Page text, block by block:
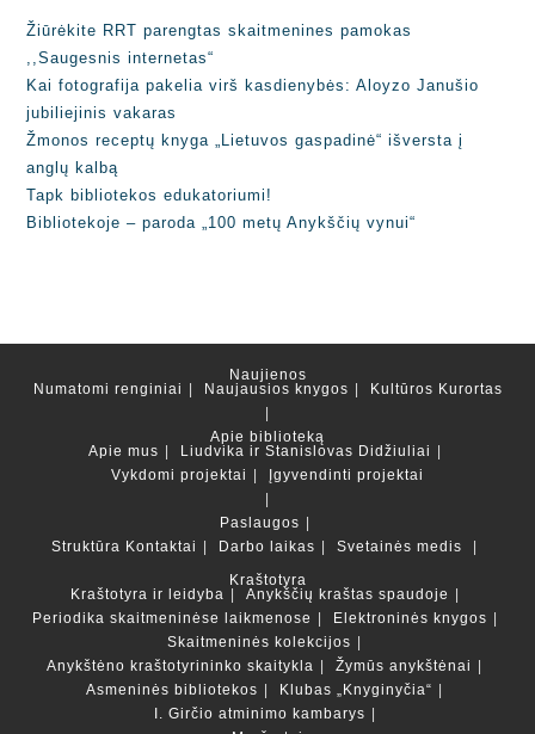
Žiūrėkite RRT parengtas skaitmenines pamokas
,,Saugesnis internetas“
Kai fotografija pakelia virš kasdienybės: Aloyzo Janušio
jubiliejinis vakaras
Žmonos receptų knyga „Lietuvos gaspadinė“ išversta į
anglų kalbą
Tapk bibliotekos edukatoriumi!
Bibliotekoje – paroda „100 metų Anykščių vynui“
Naujienos
Numatomi renginiai
Naujausios knygos Kultūros Kurortas
Apie biblioteką
Apie mus
Liudvika ir Stanislovas Didžiuliai
Vykdomi projektai
Įgyvendinti projektai
Paslaugos
Struktūra Kontaktai Darbo laikas
Svetainės medis
Kraštotyra
Kraštotyra ir leidyba
Anykščių kraštas spaudoje
Periodika skaitmeninėse laikmenose
Elektroninės knygos
Skaitmeninės kolekcijos
Anykštėno kraštotyrininko skaitykla
Žymūs anykštėnai
Asmeninės bibliotekos
Klubas „Knyginyčia“
I. Girčio atminimo kambarys